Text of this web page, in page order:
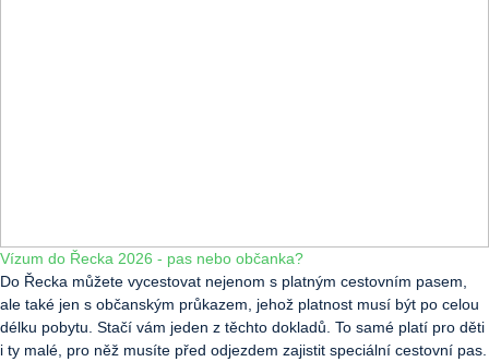
Vízum do Řecka 2026 - pas nebo občanka?
Do Řecka můžete vycestovat nejenom s platným cestovním pasem,
ale také jen s občanským průkazem, jehož platnost musí být po celou
délku pobytu. Stačí vám jeden z těchto dokladů. To samé platí pro děti
i ty malé, pro něž musíte před odjezdem zajistit speciální cestovní pas.